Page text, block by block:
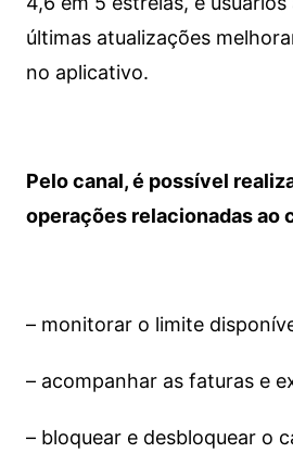
últimas atualizações
no aplicativo.
Pelo canal, é possível
operações relacionadas ao
– monitorar o limite
– acompanhar as faturas e
– bloquear e desbloquear o